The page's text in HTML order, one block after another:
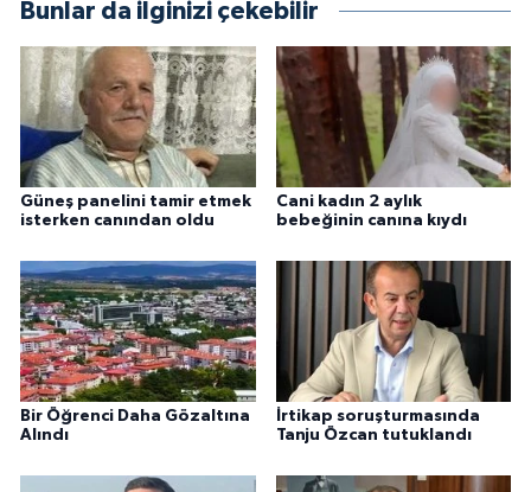
Bunlar da ilginizi çekebilir
Güneş panelini tamir etmek
isterken canından oldu
Cani kadın 2 aylık
bebeğinin canına kıydı
Bir Öğrenci Daha Gözaltına
Alındı
İrtikap soruşturmasında
Tanju Özcan tutuklandı